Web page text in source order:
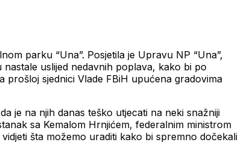
parku “Una”. Posjetila je Upravu NP “Una”,
uslijed nedavnih poplava, kako bi po
sjednici Vlade FBiH upućena gradovima
je na njih danas teško utjecati na neki snažniji
sa Kemalom Hrnjićem, federalnim ministrom
šta možemo uraditi kako bi spremno dočekali